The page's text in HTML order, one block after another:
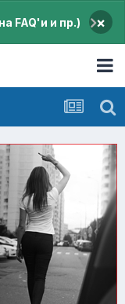
FAQ'и и пр.) ×